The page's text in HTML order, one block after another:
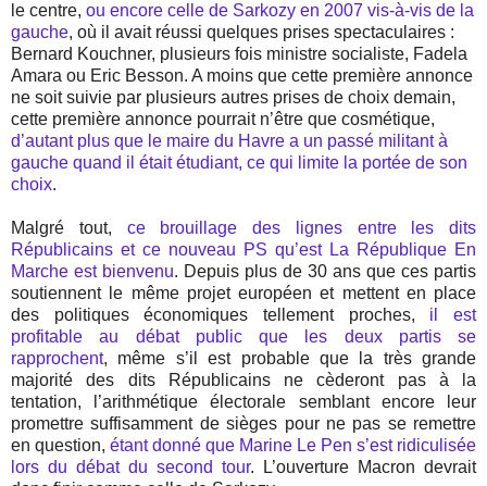
le centre, ou encore celle de Sarkozy en 2007 vis-à-vis de la
gauche, où il avait réussi quelques prises spectaculaires :
Bernard Kouchner, plusieurs fois ministre socialiste, Fadela
Amara ou Eric Besson. A moins que cette première annonce
ne soit suivie par plusieurs autres prises de choix demain,
cette première annonce pourrait n’être que cosmétique,
d’autant plus que le maire du Havre a un passé militant à
gauche quand il était étudiant, ce qui limite la portée de son
choix.
Malgré tout, ce brouillage des lignes entre les dits
Républicains et ce nouveau PS qu’est La République En
Marche est bienvenu. Depuis plus de 30 ans que ces partis
soutiennent le même projet européen et mettent en place
des politiques économiques tellement proches, il est
profitable au débat public que les deux partis se
rapprochent, même s’il est probable que la très grande
majorité des dits Républicains ne cèderont pas à la
tentation, l’arithmétique électorale semblant encore leur
promettre suffisamment de sièges pour ne pas se remettre
en question, étant donné que Marine Le Pen s’est ridiculisée
lors du débat du second tour. L’ouverture Macron devrait